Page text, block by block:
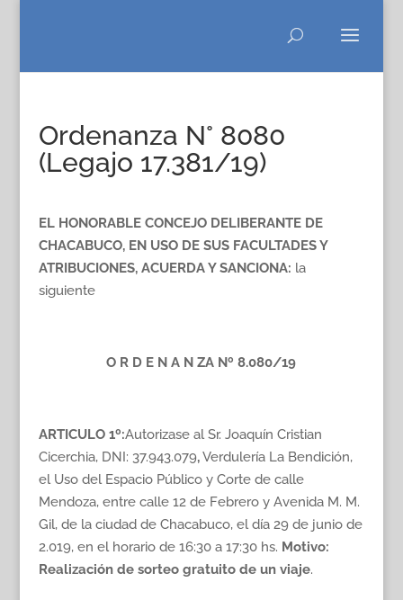
Ordenanza N° 8080
(Legajo 17.381/19)
EL HONORABLE CONCEJO DELIBERANTE DE
CHACABUCO, EN USO DE SUS FACULTADES Y
ATRIBUCIONES, ACUERDA Y SANCIONA: la
siguiente
O R D E N A N ZA Nº 8.080/19
ARTICULO 1º:Autorizase al Sr. Joaquín Cristian
Cicerchia, DNI: 37.943.079,Verdulería La Bendición,
el Uso del Espacio Público y Corte de calle
Mendoza, entre calle 12 de Febrero y Avenida M. M.
Gil, de la ciudad de Chacabuco, el día 29 de junio de
2.019, en el horario de 16:30 a 17:30 hs. Motivo:
Realización de sorteo gratuito de un viaje.